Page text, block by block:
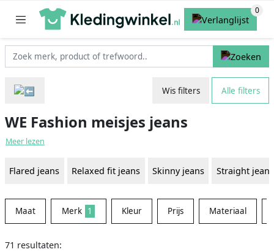
Wis filters Alle filters
WE Fashion meisjes jeans
Meer lezen
Flared jeans Relaxed fit jeans Skinny jeans Straight jeans
Maat Merk 1 Kleur Prijs Materiaal
71 resultaten: